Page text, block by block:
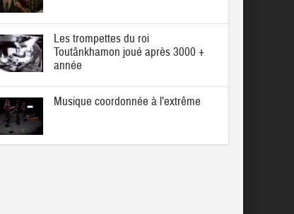
Les trompettes du roi
Toutânkhamon joué après 3000 +
année
Musique coordonnée à l’extrême